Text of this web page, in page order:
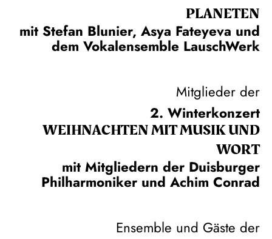
PLANETEN
mit Stefan Blunier, Asya Fateyeva und
dem Vokalensemble LauschWerk
Mitglieder der
2. Winterkonzert
WEIH­NACHTEN MIT MUSIK UND
WORT
mit Mitgliedern der Duisburger
Philharmoniker und Achim Conrad
Ensemble und Gäste der